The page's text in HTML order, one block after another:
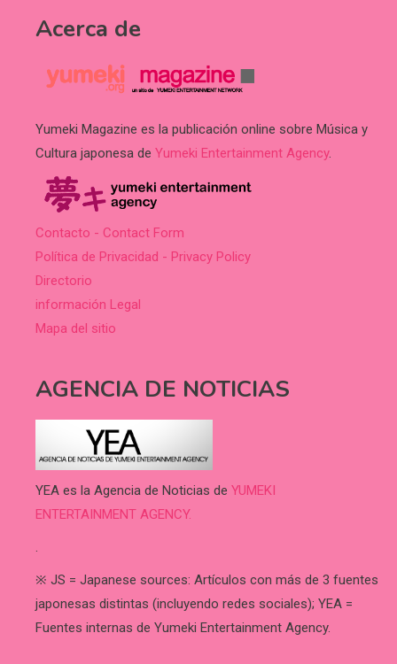
Acerca de
Yumeki Magazine es la publicación online sobre Música y
Cultura japonesa de Yumeki Entertainment Agency.
Contacto - Contact Form
Política de Privacidad - Privacy Policy
Directorio
información Legal
Mapa del sitio
AGENCIA DE NOTICIAS
YEA es la Agencia de Noticias de YUMEKI
ENTERTAINMENT AGENCY.
.
※ JS = Japanese sources: Artículos con más de 3 fuentes
japonesas distintas (incluyendo redes sociales); YEA =
Fuentes internas de Yumeki Entertainment Agency.